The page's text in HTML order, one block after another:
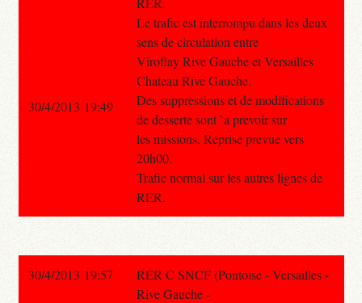
Le trafic est interrompu dans les deux
sens de circulation entre
Viroflay Rive Gauche et Versailles
Chateau Rive Gauche.
Des suppressions et de modifications
de desserte sont `a prevoir sur
les missions. Reprise prevue vers
20h00.
Trafic normal sur les autres lignes de
RER.
30/4/2013 19:49
30/4/2013 19:57
RER C SNCF (Pontoise - Versailles -
Rive Gauche -